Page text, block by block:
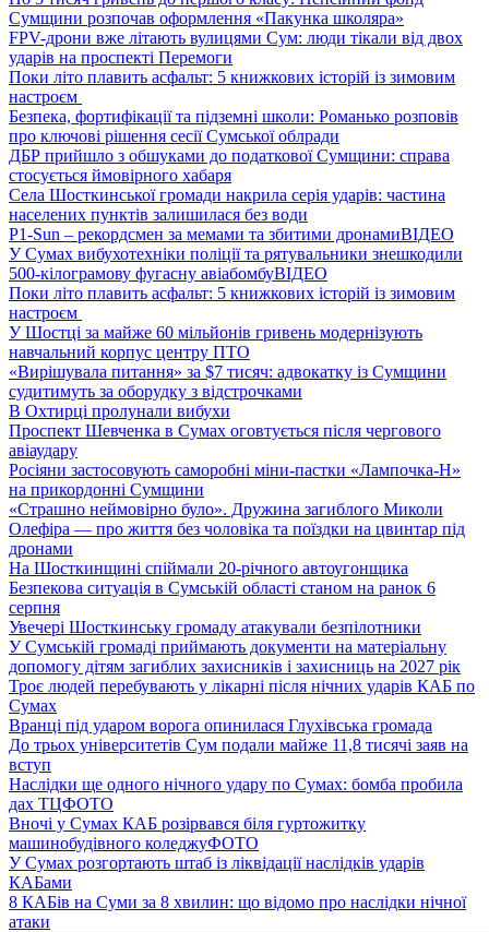
Сумщини розпочав оформлення «Пакунка школяра»
FPV-дрони вже літають вулицями Сум: люди тікали від двох
ударів на проспекті Перемоги
Поки літо плавить асфальт: 5 книжкових історій із зимовим
настроєм
Безпека, фортифікації та підземні школи: Романько розповів
про ключові рішення сесії Сумської облради
ДБР прийшло з обшуками до податкової Сумщини: справа
стосується ймовірного хабаря
Села Шосткинської громади накрила серія ударів: частина
населених пунктів залишилася без води
P1-Sun – рекордсмен за мемами та збитими дронамиВІДЕО
У Сумах вибухотехніки поліції та рятувальники знешкодили
500-кілограмову фугасну авіабомбуВІДЕО
Поки літо плавить асфальт: 5 книжкових історій із зимовим
настроєм
У Шостці за майже 60 мільйонів гривень модернізують
навчальний корпус центру ПТО
«Вирішувала питання» за $7 тисяч: адвокатку із Сумщини
судитимуть за оборудку з відстрочками
В Охтирці пролунали вибухи
Проспект Шевченка в Сумах оговтується після чергового
авіаудару
Росіяни застосовують саморобні міни-пастки «Лампочка-Н»
на прикордонні Сумщини
«Страшно неймовірно було». Дружина загиблого Миколи
Олефіра — про життя без чоловіка та поїздки на цвинтар під
дронами
На Шосткинщині спіймали 20-річного автоугонщика
Безпекова ситуація в Сумській області станом на ранок 6
серпня
Увечері Шосткинську громаду атакували безпілотники
У Сумській громаді приймають документи на матеріальну
допомогу дітям загиблих захисників і захисниць на 2027 рік
Троє людей перебувають у лікарні після нічних ударів КАБ по
Сумах
Вранці під ударом ворога опинилася Глухівська громада
До трьох університетів Сум подали майже 11,8 тисячі заяв на
вступ
Наслідки ще одного нічного удару по Сумах: бомба пробила
дах ТЦФОТО
Вночі у Сумах КАБ розірвався біля гуртожитку
машинобудівного коледжуФОТО
У Сумах розгортають штаб із ліквідації наслідків ударів
КАБами
8 КАБів на Суми за 8 хвилин: що відомо про наслідки нічної
атаки